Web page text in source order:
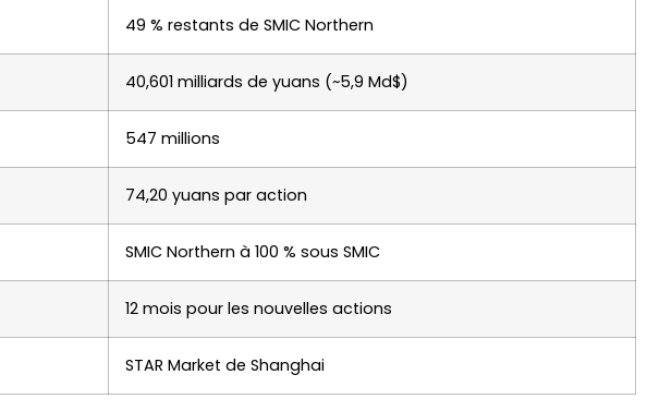
49 % restants de SMIC Northern
40,601 milliards de yuans (~5,9 Md$)
547 millions
74,20 yuans par action
SMIC Northern à 100 % sous SMIC
12 mois pour les nouvelles actions
STAR Market de Shanghai